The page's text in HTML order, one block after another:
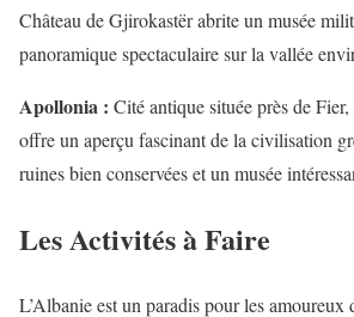
Château de Gjirokastër abrite un musée
panoramique spectaculaire sur la vallée
Apollonia : Cité antique située près de
offre un aperçu fascinant de la civilisation
ruines bien conservées et un musée
Les Activités à Faire
L’Albanie est un paradis pour les amoureux